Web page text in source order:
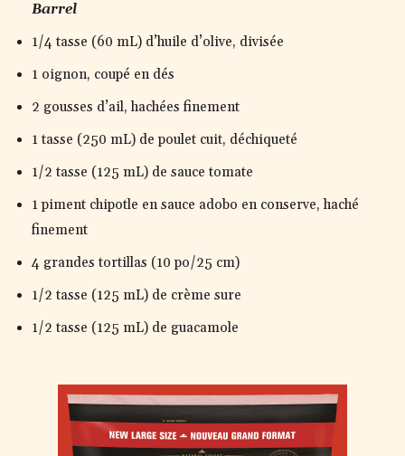
Barrel
1/4 tasse (60 mL) d’huile d’olive, divisée
1 oignon, coupé en dés
2 gousses d’ail, hachées finement
1 tasse (250 mL) de poulet cuit, déchiqueté
1/2 tasse (125 mL) de sauce tomate
1 piment chipotle en sauce adobo en conserve, haché
finement
4 grandes tortillas (10 po/25 cm)
1/2 tasse (125 mL) de crème sure
1/2 tasse (125 mL) de guacamole